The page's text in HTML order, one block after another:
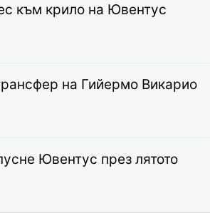
към крило на Ювентус
на Гийермо Викарио
Ювентус през лятото